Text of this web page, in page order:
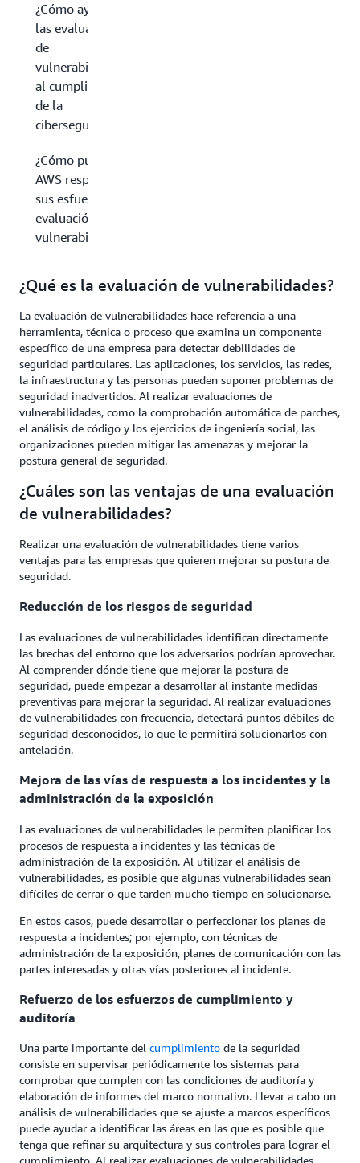
¿Cómo ayudan
las evaluaciones
de
vulnerabilidades
al cumplimiento
de la
ciberseguridad?
¿Cómo puede
AWS respaldar
sus esfuerzos de
evaluación de
vulnerabilidades?
¿Qué es la evaluación de vulnerabilidades?
La evaluación de vulnerabilidades hace referencia a una
herramienta, técnica o proceso que examina un componente
específico de una empresa para detectar debilidades de
seguridad particulares. Las aplicaciones, los servicios, las redes,
la infraestructura y las personas pueden suponer problemas de
seguridad inadvertidos. Al realizar evaluaciones de
vulnerabilidades, como la comprobación automática de parches,
el análisis de código y los ejercicios de ingeniería social, las
organizaciones pueden mitigar las amenazas y mejorar la
postura general de seguridad.
¿Cuáles son las ventajas de una evaluación
de vulnerabilidades?
Realizar una evaluación de vulnerabilidades tiene varios
ventajas para las empresas que quieren mejorar su postura de
seguridad.
Reducción de los riesgos de seguridad
Las evaluaciones de vulnerabilidades identifican directamente
las brechas del entorno que los adversarios podrían aprovechar.
Al comprender dónde tiene que mejorar la postura de
seguridad, puede empezar a desarrollar al instante medidas
preventivas para mejorar la seguridad. Al realizar evaluaciones
de vulnerabilidades con frecuencia, detectará puntos débiles de
seguridad desconocidos, lo que le permitirá solucionarlos con
antelación.
Mejora de las vías de respuesta a los incidentes y la
administración de la exposición
Las evaluaciones de vulnerabilidades le permiten planificar los
procesos de respuesta a incidentes y las técnicas de
administración de la exposición. Al utilizar el análisis de
vulnerabilidades, es posible que algunas vulnerabilidades sean
difíciles de cerrar o que tarden mucho tiempo en solucionarse.
En estos casos, puede desarrollar o perfeccionar los planes de
respuesta a incidentes; por ejemplo, con técnicas de
administración de la exposición, planes de comunicación con las
partes interesadas y otras vías posteriores al incidente.
Refuerzo de los esfuerzos de cumplimiento y
auditoría
Una parte importante del cumplimiento de la seguridad
consiste en supervisar periódicamente los sistemas para
comprobar que cumplen con las condiciones de auditoría y
elaboración de informes del marco normativo. Llevar a cabo un
análisis de vulnerabilidades que se ajuste a marcos específicos
puede ayudar a identificar las áreas en las que es posible que
tenga que refinar su arquitectura y sus controles para lograr el